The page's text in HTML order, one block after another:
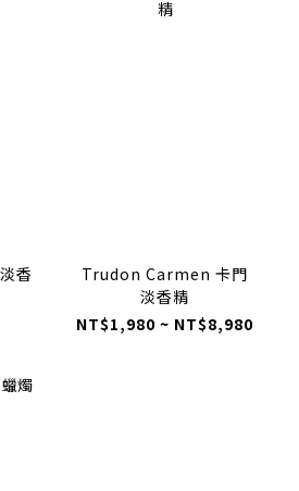
香
Trudon Carmen 卡門
淡香精
NT$1,980 ~ NT$8,980